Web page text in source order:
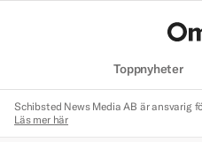
Toppnyheter
Schibsted News Media AB är ansvarig
Läs mer här